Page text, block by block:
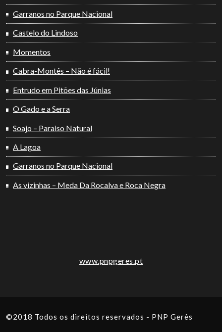
Garranos no Parque Nacional
Castelo do Lindoso
Momentos
Cabra-Montês – Não é fácil!
Entrudo em Pitões das Júnias
O Gado e a Serra
Soajo – Paraiso Natural
A Lagoa
Garranos no Parque Nacional
As vizinhas – Meda Da Rocalva e Roca Negra
www.pnpgeres.pt
©2018 Todos os direitos reservados - PNP Gerês